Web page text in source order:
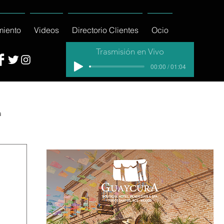
Videos Directorio Clientes Ocio
Trasmisión en Vivo
00:00 / 01:04